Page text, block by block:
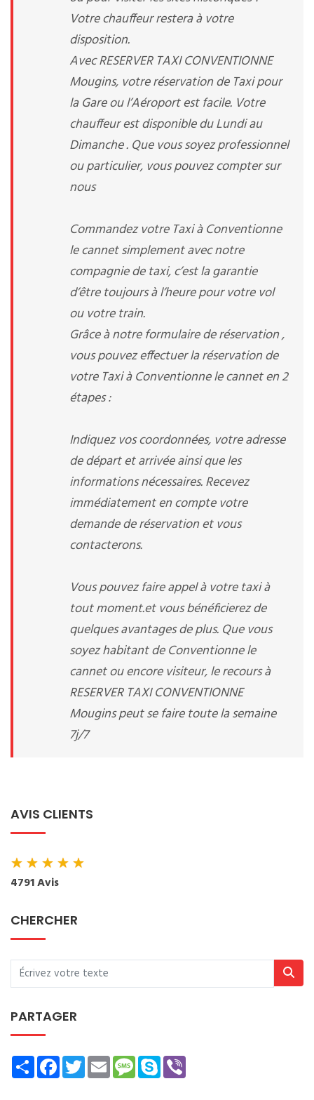
Votre chauffeur restera à votre
disposition.
Avec RESERVER TAXI CONVENTIONNE
Mougins, votre réservation de Taxi pour
la Gare ou l’Aéroport est facile. Votre
chauffeur est disponible du Lundi au
Dimanche . Que vous soyez professionnel
ou particulier, vous pouvez compter sur
nous
Commandez votre Taxi à Conventionne
le cannet simplement avec notre
compagnie de taxi, c’est la garantie
d’être toujours à l’heure pour votre vol
ou votre train.
Grâce à notre formulaire de réservation ,
vous pouvez effectuer la réservation de
votre Taxi à Conventionne le cannet en 2
étapes :
Indiquez vos coordonnées, votre adresse
de départ et arrivée ainsi que les
informations nécessaires. Recevez
immédiatement en compte votre
demande de réservation et vous
contacterons.
Vous pouvez faire appel à votre taxi à
tout moment.et vous bénéficierez de
quelques avantages de plus. Que vous
soyez habitant de Conventionne le
cannet ou encore visiteur, le recours à
RESERVER TAXI CONVENTIONNE
Mougins peut se faire toute la semaine
7j/7
AVIS CLIENTS
★★★★★
4791 Avis
CHERCHER
PARTAGER
ShareFacebookTwitterEmailMessage
Skype